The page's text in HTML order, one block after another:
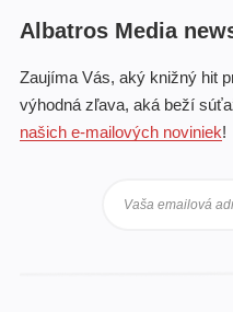
Albatros Media
Zaujíma Vás, aký knižný hit
výhodná zľava, aká beží
našich e-mailových noviniek!
Vaša emailová